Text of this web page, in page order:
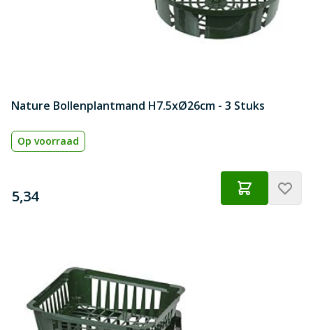
Nature Bollenplantmand H7.5xØ26cm - 3 Stuks
Op voorraad
€
5,34